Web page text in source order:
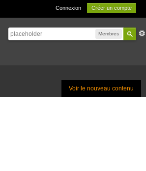
Connexion Créer un compte
Membres
Voir le nouveau contenu